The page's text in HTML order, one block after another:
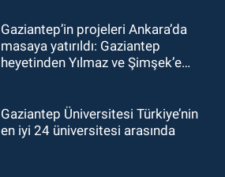
Gaziantep’in projeleri Ankara’da
masaya yatırıldı: Gaziantep
heyetinden Yılmaz ve Şimşek’e
Gaziantep Üniversitesi Türkiye’nin
en iyi 24 üniversitesi arasında